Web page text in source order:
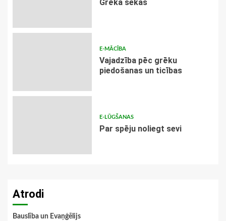
Grēka sekas
E-MĀCĪBA
Vajadzība pēc grēku
piedošanas un ticības
E-LŪGŠANAS
Par spēju noliegt sevi
Atrodi
Bauslība un Evaņģēlijs